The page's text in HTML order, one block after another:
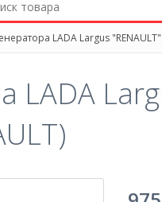
LADA Largus
LADA